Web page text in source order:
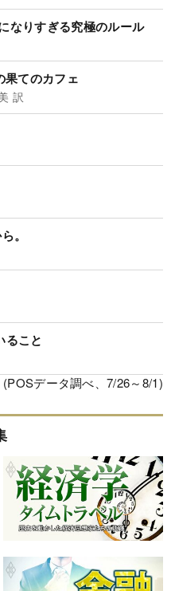
りすぎる究極のルール
果てのカフェ
訳
。
ること
(POSデータ調べ、7/26～8/1)